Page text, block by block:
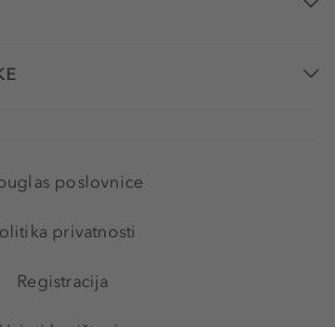
poslovnice
privatnosti
Registracija